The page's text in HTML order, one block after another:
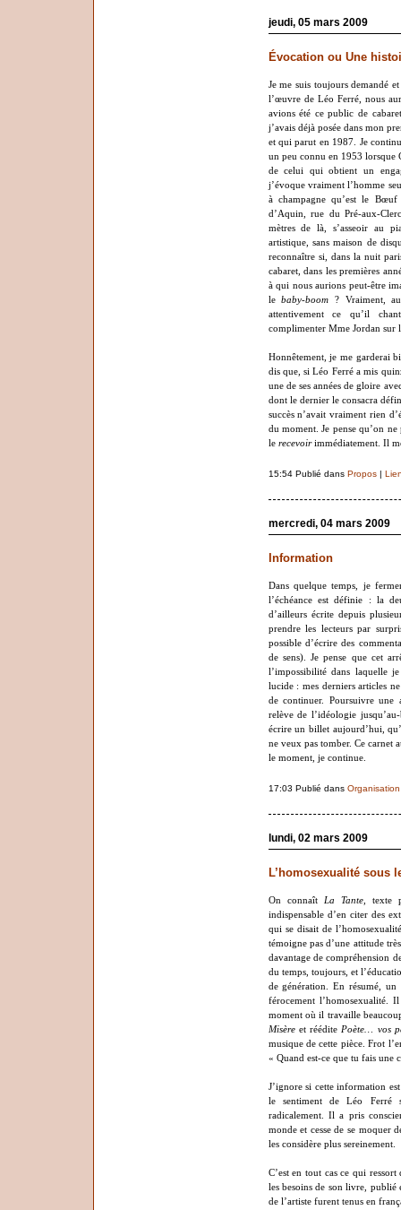
jeudi, 05 mars 2009
Évocation ou Une
Je me suis toujours demandé
l’œuvre de Léo Ferré, nous
avions été ce public de
j’avais déjà posée dans mon
et qui parut en 1987. Je
un peu connu en 1953
de celui qui obtient un
j’évoque vraiment l’homme
à champagne qu’est le
d’Aquin, rue du Pré-aux-
mètres de là, s’asseoir au
artistique, sans maison de
reconnaître si, dans la nuit
cabaret, dans les premières
à qui nous aurions peut-être
lebaby-boom ? Vraiment,
attentivement ce qu’il
complimenter Mme Jordan sur
Honnêtement, je me garderai
dis que, si Léo Ferré a mis
une de ses années de gloire
dont le dernier le consacra
succès n’avait vraiment rien
du moment. Je pense qu’on
le recevoirimmédiatement. Il
15:54 Publié dans Propos|
mercredi, 04 mars 2009
Information
Dans quelque temps, je
l’échéance est définie : la
d’ailleurs écrite depuis
prendre les lecteurs par
possible d’écrire des
de sens). Je pense que cet
l’impossibilité dans laquelle
lucide : mes derniers articles
de continuer. Poursuivre une
relève de l’idéologie
écrire un billet aujourd’hui,
ne veux pas tomber. Ce carnet
le moment, je continue.
17:03 Publié dans
lundi, 02 mars 2009
L’homosexualité sous
On connaît La Tante, texte
indispensable d’en citer des
qui se disait de
témoigne pas d’une attitude
davantage de compréhension
du temps, toujours, et
de génération. En résumé,
férocement l’homosexualité.
moment où il travaille
Misèreet rééditePoète… vos
musique de cette pièce. Frot
« Quand est-ce que tu fais une
J’ignore si cette information
le sentiment de Léo Ferré
radicalement. Il a pris
monde et cesse de se moquer
les considère plus sereinement.
C’est en tout cas ce qui
les besoins de son livre, publié
de l’artiste furent tenus en